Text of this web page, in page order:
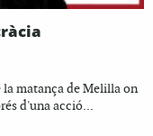
la matança de Melilla on
d'una acció...